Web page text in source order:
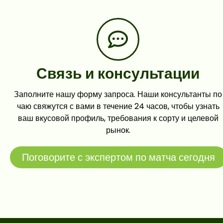
Связь и консультации
Заполните нашу форму запроса. Наши консультанты по
чаю свяжутся с вами в течение 24 часов, чтобы узнать
ваш вкусовой профиль, требования к сорту и целевой
рынок.
Поговорите с экспертом по матча сегодня